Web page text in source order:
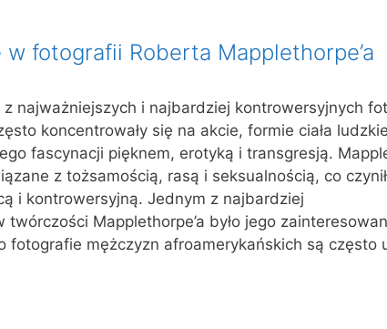
fotografii Roberta Mapplethorpe’a
najważniejszych i najbardziej kontrowersyjnych
koncentrowały się na akcie, formie ciała
fascynacji pięknem, erotyką i transgresją.
z tożsamością, rasą i seksualnością, co
i kontrowersyjną. Jednym z najbardziej
Mapplethorpe’a było jego
fotografie mężczyzn afroamerykańskich są często